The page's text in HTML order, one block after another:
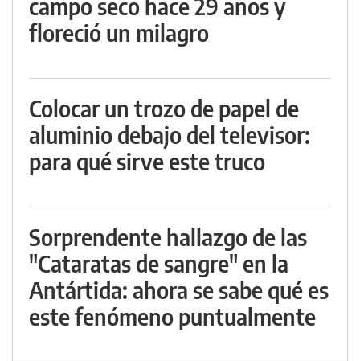
campo seco hace 29 años y
floreció un milagro
Colocar un trozo de papel de
aluminio debajo del televisor:
para qué sirve este truco
Sorprendente hallazgo de las
"Cataratas de sangre" en la
Antártida: ahora se sabe qué es
este fenómeno puntualmente